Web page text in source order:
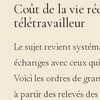
Coût de la vie
télétravailleur
Le sujet revient
échanges avec ceux
Voici les ordres de
à partir des relevés